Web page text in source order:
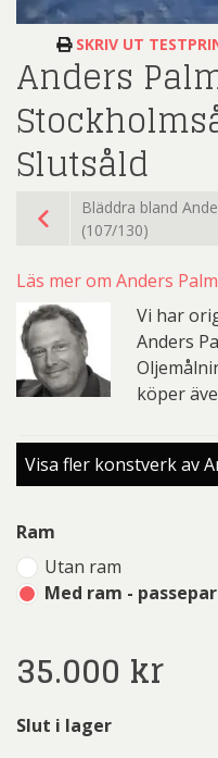
SKRIV UT
Anders
Slutsåld
Bläddra bland
(107/130)
Läs mer om Anders
Vi har
Anders
köper
Visa fler konstverk av
Ram
Utan ram
Med ram -
35.000 kr
Slut i lager